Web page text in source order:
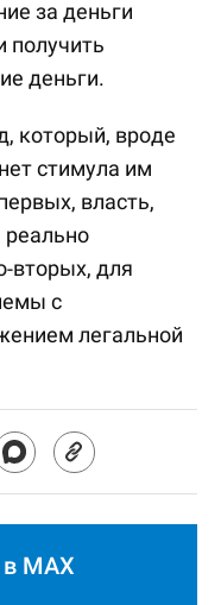
за деньги
деньги.
который, вроде
стимула им
власть,
вторых, для
с
легальной
MAX